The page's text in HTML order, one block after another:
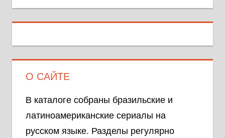
О САЙТЕ
В каталоге собраны бразильские и
латиноамериканские сериалы на
русском языке. Разделы регулярно